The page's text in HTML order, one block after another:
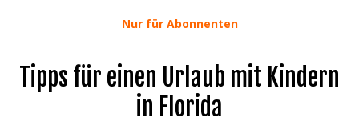
Nur für Abonnenten
Tipps für einen Urlaub mit Kindern
in Florida